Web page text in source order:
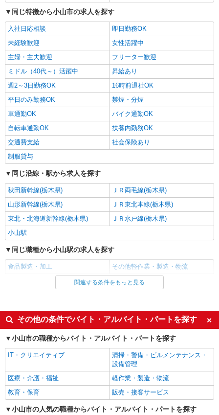
パーソルエクセルHRパートナーズ株式会社
軽作業のオシゴト
時給1,300円 ※当社規定あり
栃木県小山市／最寄駅：小山駅、結城駅 車通
勤OK★梁中原エリア♪ ≪車通勤可≫
キープ 詳細を見る
派遣社員
株式会社ユース 宇都宮支店/y04_0176
鮮魚のパック詰め作業
栃木県小山市
正社員
有限会社齋藤製作所
TIG溶接・半自動溶接職
月給202,600円〜420,000円 ※試用期間（3ヶ
能力による 資格手当 ・対象資格1件につき 月額
2,500円（最高） 役職手当 対象の役職に就任期
間中 ・月額20,000円〜120,000円 家族手当 ・配偶
者5,000円 ・子（18歳まで）第一子3,000円 ・第二
子以降2,000円
キープ 詳細を見る
TIG・半自動溶接スタッフ
月給202,600円〜420,000円 ※経験・能力を考
慮し決定 ※試用期間3ヶ月：日給8,982円〜13,636
円 【月収例】 月収260,000円 （基本給＋資格手当
＋家族手当）※1年目・配偶者・子1人の場合 ■手
当 ・資格手当：1資格につき月2,500円（上限あ
り） ・役職手当：月20,000円〜120,000円 ・家族
栃木県小山市梁2275-5 小山東部産業団地内
アルバイト パート
協栄流通株式会社
物流センターでコープ商品のピッキング
同じ特徴から小山市の求人を探す
入社日応相談
即日勤務OK
未経験歓迎
女性活躍中
主婦・主夫歓迎
フリーター歓迎
ミドル（40代～）活躍中
昇給あり
週2～3日勤務OK
16時前退社OK
平日のみ勤務OK
禁煙・分煙
車通勤OK
バイク通勤OK
自転車通勤OK
扶養内勤務OK
交通費支給
社会保険あり
制服貸与
同じ沿線・駅から求人を探す
秋田新幹線(栃木県)
ＪＲ両毛線(栃木県)
山形新幹線(栃木県)
ＪＲ東北本線(栃木県)
東北・北海道新幹線(栃木県)
ＪＲ水戸線(栃木県)
小山駅
同じ職種から小山駅の求人を探す
食品製造・加工 その他軽作業・製造・物流
同じ雇用形態から小山駅の求人を探す
同じ特徴から小山駅の求人を探す
入社日応相談
即日勤務OK
未経験歓迎
女性活躍中
フリーター歓迎
ミドル（40代～）活躍中
昇給あり
週2～3日勤務OK
16時前退社OK
平日のみ勤務OK
禁煙・分煙
関連する条件をもっと見る
その他の条件でバイト・アルバイト・パートを探す
小山市の職種からバイト・アルバイト・パートを探す
IT・クリエイティブ
清掃・警備・ビルメンテナンス・
設備管理
医療・介護・福祉
軽作業・製造・物流
教育・保育
販売・接客サービス
小山市の人気の職種からバイト・アルバイト・パートを探す